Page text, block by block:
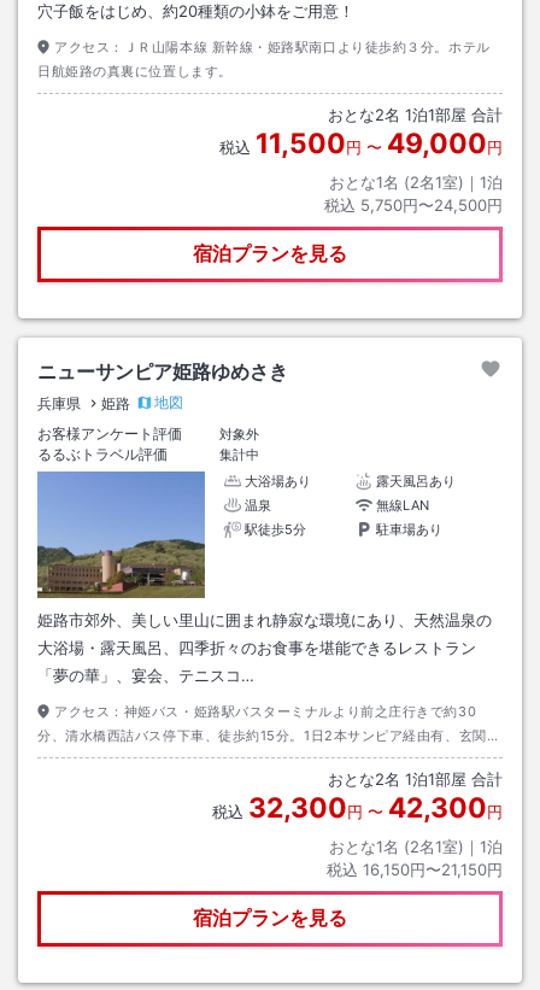
穴子飯をはじめ、約20種類の小鉢をご用意！
アクセス：
ＪＲ山陽本線 新幹線・姫路駅南口より徒歩約３分。ホテル
日航姫路の真裏に位置します。
おとな2名 1泊1部屋 合計
税込 11,500円 〜 49,000円
おとな1名 (2名1室)｜ 1泊
税込 5,750円〜24,500円
宿泊プランを見る
ニューサンピア姫路ゆめさき
兵庫県 姫路
地図
お客様アンケート評価
対象外
るるぶトラベル評価
集計中
大浴場あり
露天風呂あり
温泉
無線LAN
駅徒歩5分
駐車場あり
姫路市郊外、美しい里山に囲まれ静寂な環境にあり、天然温泉の
大浴場・露天風呂、四季折々のお食事を堪能できるレストラン
「夢の華」、宴会、テニスコ…
アクセス： 神姫バス・姫路駅バスターミナルより前之庄行きで約30
分、清水橋西詰バス停下車、徒歩約15分。1日2本サンピア経由有、玄関口
迄乗入れ。
おとな2名 1泊1部屋 合計
税込 32,300円 〜 42,300円
おとな1名 (2名1室)｜ 1泊
税込 16,150円〜21,150円
宿泊プランを見る